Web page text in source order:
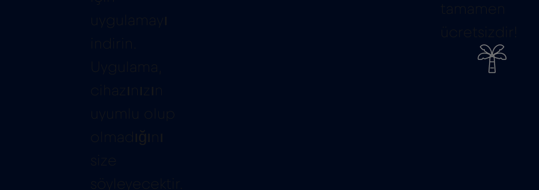
uygulamayı
Uygulama,
cihazınızın
uyumlu olup
olmadığını
size
söyleyecektir.
tamamen
ücretsizdir!